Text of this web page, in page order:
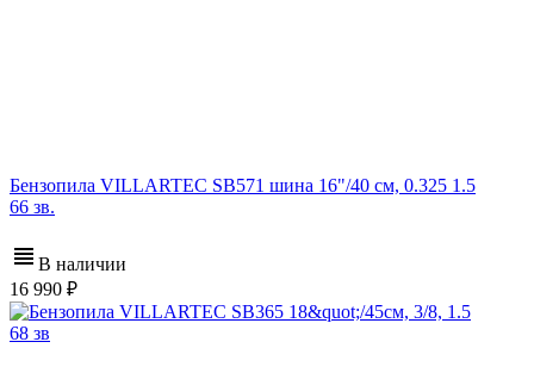
Бензопила VILLARTEC SB571 шина 16"/40 см, 0.325 1.5
66 зв.
В наличии
16 990